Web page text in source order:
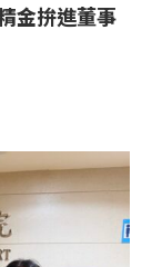
金拚進董事